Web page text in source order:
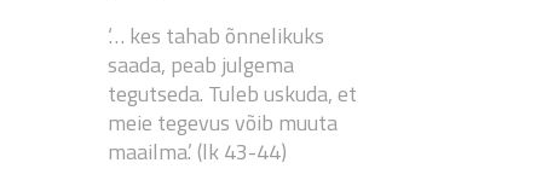
‘… kes tahab õnnelikuks
saada, peab julgema
tegutseda. Tuleb uskuda, et
meie tegevus võib muuta
maailma.’ (lk 43-44)